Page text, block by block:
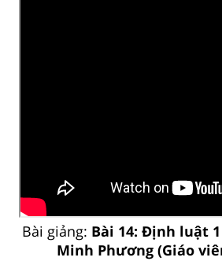
Bài giảng: Bài 14: Định luật
Minh Phương (Giáo